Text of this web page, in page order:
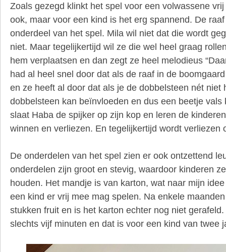
Zoals gezegd klinkt het spel voor een volwassene
ook, maar voor een kind is het erg spannend. De
onderdeel van het spel. Mila wil niet dat die wordt
niet. Maar tegelijkertijd wil ze die wel heel graag
hem verplaatsen en dan zegt ze heel melodieus
had al heel snel door dat als de raaf in de
en ze heeft al door dat als je de dobbelsteen nét niet
dobbelsteen kan beïnvloeden en dus een beetje vals
slaat Haba de spijker op zijn kop en leren de
winnen en verliezen. En tegelijkertijd wordt verliezen
De onderdelen van het spel zien er ook ontzettend
onderdelen zijn groot en stevig, waardoor kinderen
houden. Het mandje is van karton, wat naar mijn
een kind er vrij mee mag spelen. Na enkele
stukken fruit en is het karton echter nog niet
slechts vijf minuten en dat is voor een kind van twee